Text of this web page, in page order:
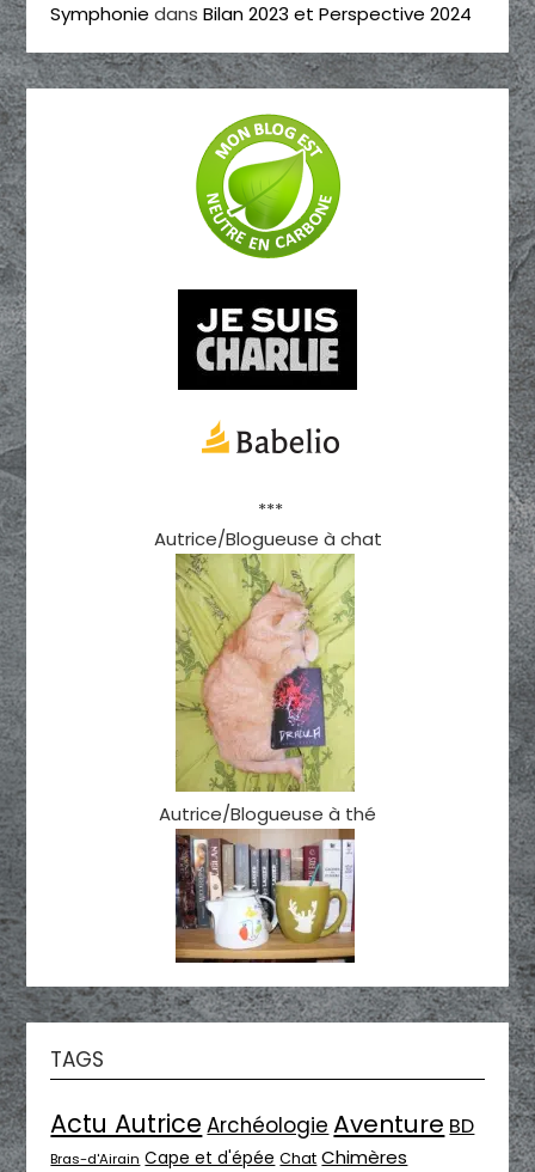
Symphonie dansBilan 2023 et Perspective 2024
***
Autrice/Blogueuse à chat
Autrice/Blogueuse à thé
TAGS
Actu Autrice Archéologie Aventure BD
Bras-d'Airain Cape et d'épée Chat Chimères